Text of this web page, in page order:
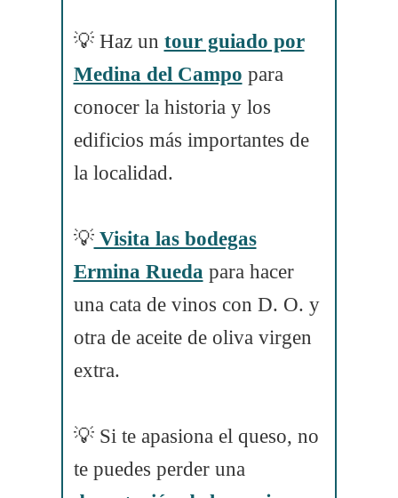
💡 Haz un tour guiado por
Medina del Campo para
conocer la historia y los
edificios más importantes de
la localidad.
💡Visita las bodegas
Ermina Rueda para hacer
una cata de vinos con D. O. y
otra de aceite de oliva virgen
extra.
💡 Si te apasiona el queso, no
te puedes perder una